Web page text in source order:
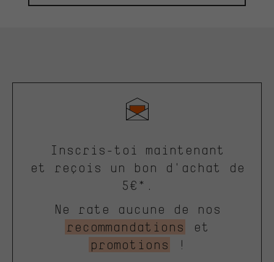
Inscris-toi maintenant
et reçois un bon d'achat de
5€*.
Ne rate aucune de nos
recommandations
et
promotions
!